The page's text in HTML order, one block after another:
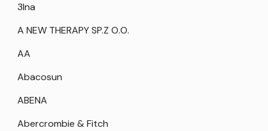
3Ina
A NEW THERAPY SP.Z O.O.
AA
Abacosun
ABENA
Abercrombie & Fitch